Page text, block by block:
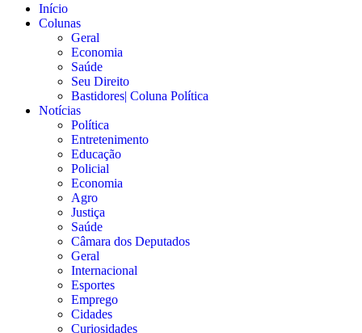
Início
Colunas
Geral
Economia
Saúde
Seu Direito
Bastidores| Coluna Política
Notícias
Política
Entretenimento
Educação
Policial
Economia
Agro
Justiça
Saúde
Câmara dos Deputados
Geral
Internacional
Esportes
Emprego
Cidades
Curiosidades